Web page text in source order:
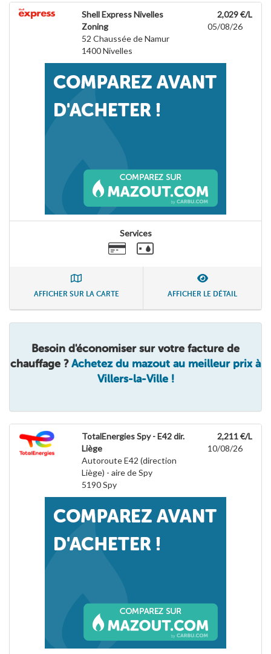
Shell Express Nivelles
Zoning
52 Chaussée de Namur
1400Nivelles
2,029 €/L
05/08/26
Services
AFFICHER SUR LA CARTE AFFICHER LE DÉTAIL
Besoin d'économiser sur votre facture de
chauffage ?Achetez du mazout au meilleur prix à
Villers-la-Ville !
TotalEnergies Spy - E42 dir.
Liège
Autoroute E42 (direction
Liège) - aire de Spy
5190Spy
2,211 €/L
10/08/26